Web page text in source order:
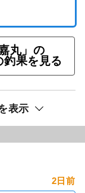
嘉丸」の
釣果を見る
表示
2日前